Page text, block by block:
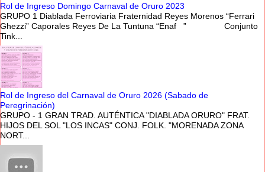
Rol de Ingreso Domingo Carnaval de Oruro 2023
GRUPO 1 Diablada Ferroviaria Fraternidad Reyes Morenos “Ferrari
Ghezzi” Caporales Reyes De La Tuntuna “Enaf ” Conjunto
Tink...
Rol de Ingreso del Carnaval de Oruro 2026 (Sabado de
Peregrinación)
GRUPO - 1 GRAN TRAD. AUTÉNTICA "DIABLADA ORURO" FRAT.
HIJOS DEL SOL "LOS INCAS" CONJ. FOLK. "MORENADA ZONA
NORT...